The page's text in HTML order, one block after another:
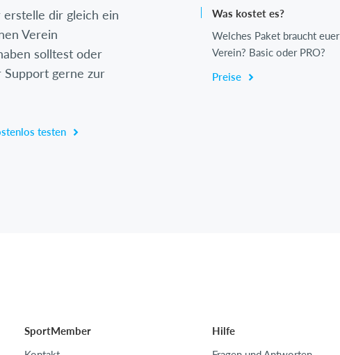
dir gleich ein
Verein
solltest oder
gerne zur
testen
Was kostet es?
Welches Paket braucht euer
Verein? Basic oder PRO?
Preise
SportMember
Hilfe